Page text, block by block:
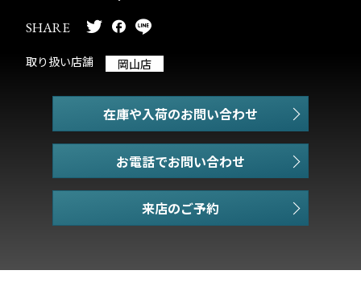
SHARE
取り扱い店舗 岡山店
在庫や入荷のお問い合わせ
お電話でお問い合わせ